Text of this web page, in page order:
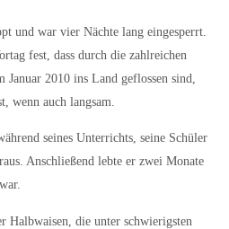
und war vier Nächte lang eingesperrt.
fest, dass durch die zahlreichen
2010 ins Land geflossen sind,
wenn auch langsam.
seines Unterrichts, seine Schüler
Anschließend lebte er zwei Monate
Halbwaisen, die unter schwierigsten